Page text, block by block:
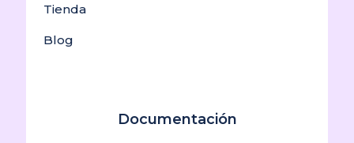
Tienda
Blog
Documentación